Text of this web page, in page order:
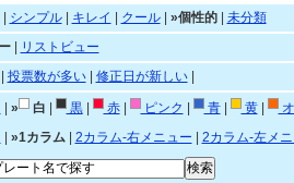
シンプル| キレイ クール| »個性的| 未分類
|
リストビュー
投票数が多い| 修正日が新しい|
» 白 黒| 赤| ピンク 青| 黄|
»1カラム| 2カラム-右メニュー
2カラム-左メ